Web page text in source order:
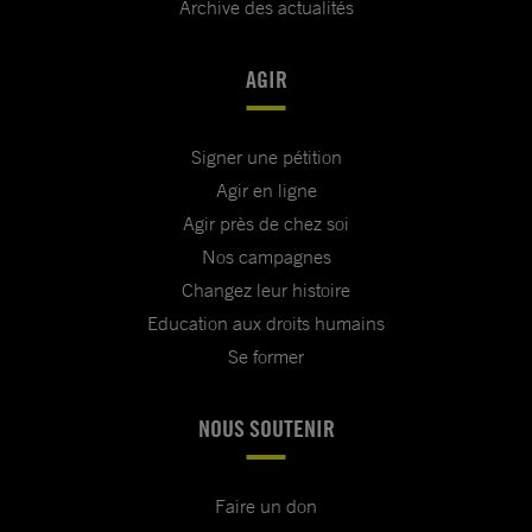
Archive des actualités
AGIR
Signer une pétition
Agir en ligne
Agir près de chez soi
Nos campagnes
Changez leur histoire
Education aux droits humains
Se former
NOUS SOUTENIR
Faire un don